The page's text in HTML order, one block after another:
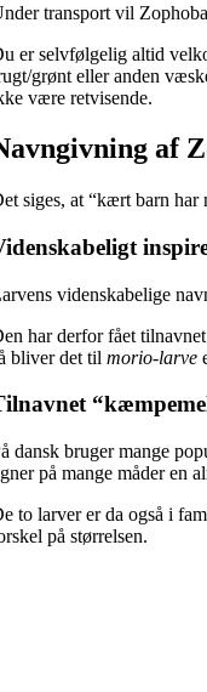
transport vil
er selvfølgelig altid
grønt eller anden
være retvisende.
af
siges, at “kært barn har
videnskabelige
har derfor fået tilnavnet
bliver det til morio-larve
dansk bruger mange
på mange måder en
to larver er da også i
på størrelsen.